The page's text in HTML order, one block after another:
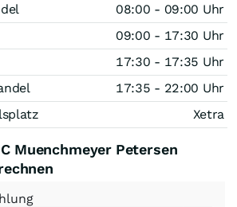
08:00 - 09:00 Uhr
09:00 - 17:30 Uhr
17:30 - 17:35 Uhr
17:35 - 22:00 Uhr
Xetra
Muenchmeyer Petersen